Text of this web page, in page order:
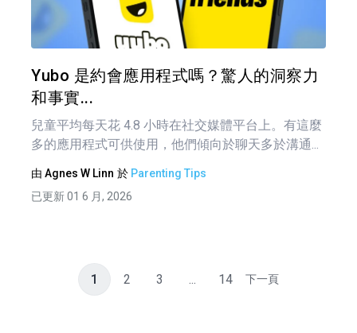
Yubo 是約會應用程式嗎？驚人的洞察力
和事實...
兒童平均每天花 4.8 小時在社交媒體平台上。有這麼
多的應用程式可供使用，他們傾向於聊天多於溝通...
由 Agnes W Linn 於 Parenting Tips
已更新 01 6 月, 2026
覽
1 2 3 ... 14 下一頁